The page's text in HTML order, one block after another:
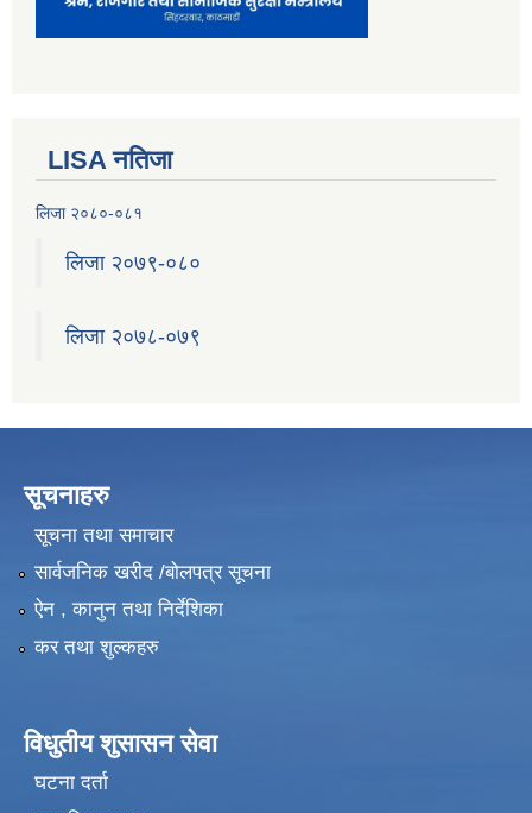
LISA नतिजा
लिजा २०८०-०८१
लिजा २०७९-०८०
लिजा २०७८-०७९
सूचनाहरु
सूचना तथा समाचार
सार्वजनिक खरीद /बोलपत्र सूचना
ऐन , कानुन तथा निर्देशिका
कर तथा शुल्कहरु
विधुतीय शुसासन सेवा
घटना दर्ता